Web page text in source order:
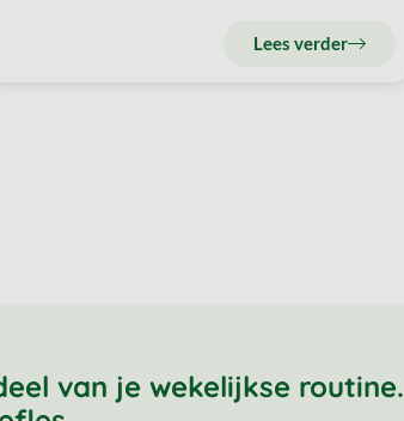
Lees verder
van je wekelijkse routine.